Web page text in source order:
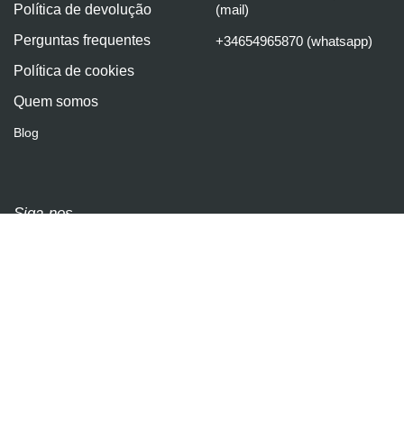
Política de devolução
Perguntas frequentes
Política de cookies
Quem somos
Blog
(mail)
+34654965870 (whatsapp)
Siga-nos